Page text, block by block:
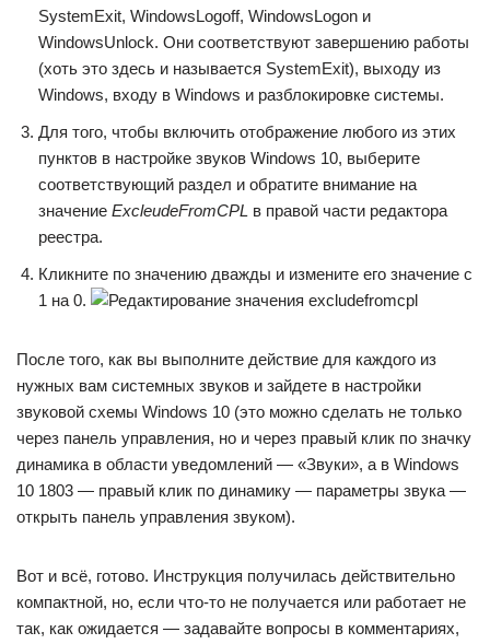
SystemExit, WindowsLogoff, WindowsLogon и
WindowsUnlock. Они соответствуют завершению работы
(хоть это здесь и называется SystemExit), выходу из
Windows, входу в Windows и разблокировке системы.
Для того, чтобы включить отображение любого из этих
пунктов в настройке звуков Windows 10, выберите
соответствующий раздел и обратите внимание на
значение ExcleudeFromCPL в правой части редактора
реестра.
Кликните по значению дважды и измените его значение с
1 на 0.
После того, как вы выполните действие для каждого из
нужных вам системных звуков и зайдете в настройки
звуковой схемы Windows 10 (это можно сделать не только
через панель управления, но и через правый клик по значку
динамика в области уведомлений — «Звуки», а в Windows
10 1803 — правый клик по динамику — параметры звука —
открыть панель управления звуком).
Вот и всё, готово. Инструкция получилась действительно
компактной, но, если что-то не получается или работает не
так, как ожидается — задавайте вопросы в комментариях,